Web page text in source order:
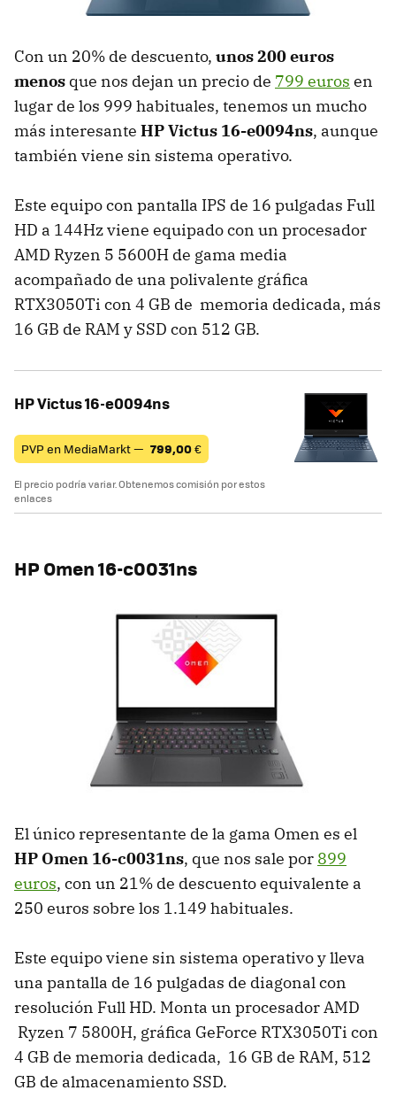
Con un 20% de descuento, unos 200 euros
menos que nos dejan un precio de 799 euros en
lugar de los 999 habituales, tenemos un mucho
más interesante HP Victus 16-e0094ns, aunque
también viene sin sistema operativo.
Este equipo con pantalla IPS de 16 pulgadas Full
HD a 144Hz viene equipado con un procesador
AMD Ryzen 5 5600H de gama media
acompañado de una polivalente gráfica
RTX3050Ti con 4 GB de memoria dedicada, más
16 GB de RAM y SSD con 512 GB.
HP Victus 16-e0094ns
PVP en MediaMarkt — 799,00€
El precio podría variar. Obtenemos comisión por estos
enlaces
HP Omen 16-c0031ns
El único representante de la gama Omen es el
HP Omen 16-c0031ns, que nos sale por 899
euros, con un 21% de descuento equivalente a
250 euros sobre los 1.149 habituales.
Este equipo viene sin sistema operativo y lleva
una pantalla de 16 pulgadas de diagonal con
resolución Full HD. Monta un procesador AMD
Ryzen 7 5800H, gráfica GeForce RTX3050Ti con
4 GB de memoria dedicada, 16 GB de RAM, 512
GB de almacenamiento SSD.